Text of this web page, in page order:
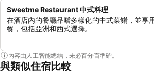
Sweetme Restaurant 中式料理
在酒店內的餐廳品嚐多樣化的中式菜餚，並享
餐，包括亞洲和西式選擇。
內容由人工智能總結，未必百分百準確。
與類似住宿比較